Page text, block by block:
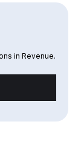
in Revenue.